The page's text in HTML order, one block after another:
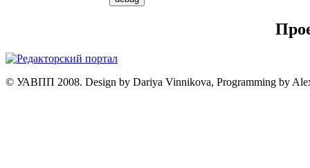
© УАВПП 2008. Design by Dariya Vinnikova, Programming by